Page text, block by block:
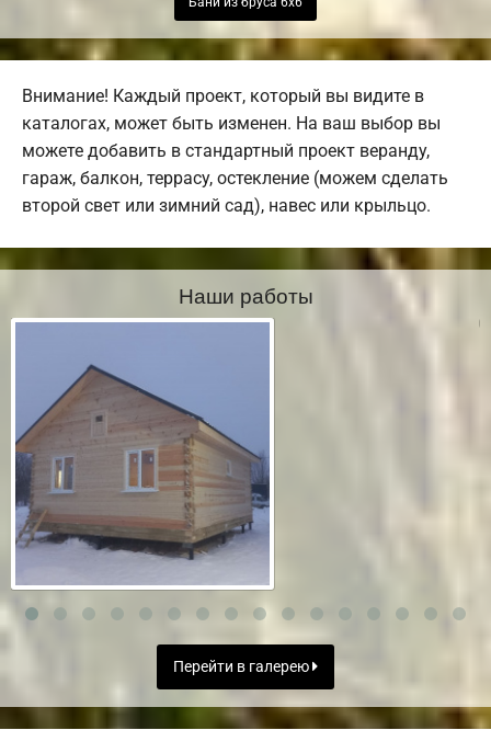
Внимание! Каждый проект, который вы видите в
каталогах, может быть изменен. На ваш выбор вы
можете добавить в стандартный проект веранду,
гараж, балкон, террасу, остекление (можем сделать
второй свет или зимний сад), навес или крыльцо.
Наши работы
Перейти в галерею